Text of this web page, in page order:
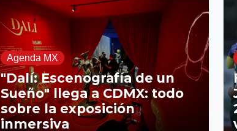
Agenda MX
"Dalí: Escenografía de un
Sueño" llega a CDMX: todo
sobre la exposición
inmersiva